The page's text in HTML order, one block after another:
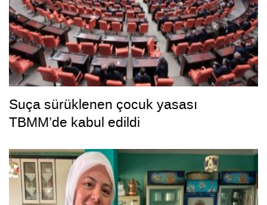
Suça sürüklenen çocuk yasası
TBMM’de kabul edildi